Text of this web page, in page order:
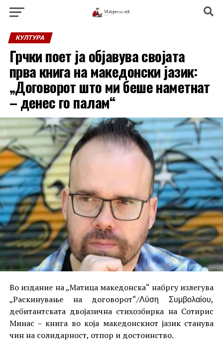
КУЛТУРА
Грчки поет ја објавува својата
прва книга на македонски јазик:
„Договорот што ми беше наметнат
– денес го палам“
Во издание на „Матица македонска“ набргу излегува
„Раскинување на договорот“/Λύση Συμβολαίου,
дебитантската двојазична стихозбирка на Сотирис
Минас – книга во која македонскиот јазик станува
чин на солидарност, отпор и достоинство.